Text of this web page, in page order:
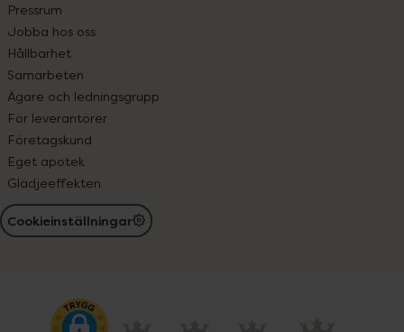
Pressrum
Jobba hos oss
Hållbarhet
Samarbeten
Ägare och ledningsgrupp
För leverantörer
Företagskund
Eget apotek
Glädjeeffekten
Cookieinställningar